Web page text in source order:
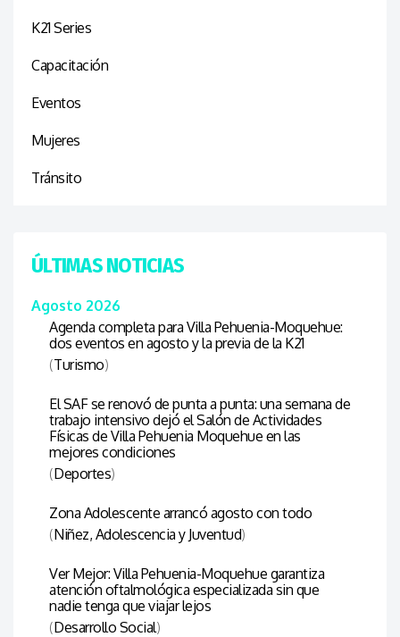
K21 Series
Capacitación
Eventos
Mujeres
Tránsito
ÚLTIMAS NOTICIAS
Agosto 2026
Agenda completa para Villa Pehuenia-Moquehue:
dos eventos en agosto y la previa de la K21
(Turismo)
El SAF se renovó de punta a punta: una semana de
trabajo intensivo dejó el Salón de Actividades
Físicas de Villa Pehuenia Moquehue en las
mejores condiciones
(Deportes)
Zona Adolescente arrancó agosto con todo
(Niñez, Adolescencia y Juventud)
Ver Mejor: Villa Pehuenia-Moquehue garantiza
atención oftalmológica especializada sin que
nadie tenga que viajar lejos
(Desarrollo Social)